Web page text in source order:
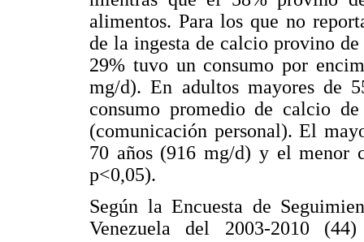
alimentos. Para los que no
de la ingesta de calcio provino
29% tuvo un consumo por
mg/d). En adultos mayores de
consumo promedio de calcio
(comunicación personal). El
70 años (916 mg/d) y el menor
p<0,05).
Según la Encuesta de
Venezuela del 2003-2010